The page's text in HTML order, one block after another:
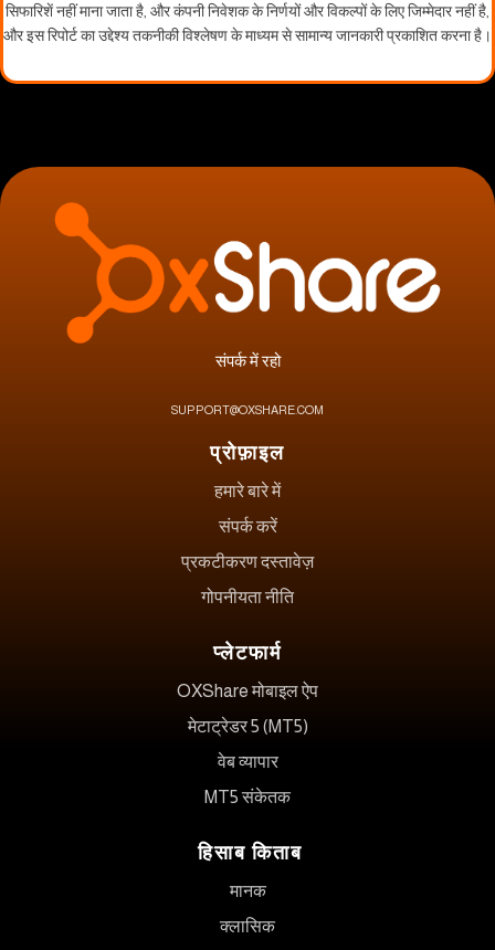
सिफारिशें नहीं माना जाता है, और कंपनी निवेशक के निर्णयों और विकल्पों के लिए जिम्मेदार नहीं है,
और इस रिपोर्ट का उद्देश्य तकनीकी विश्लेषण के माध्यम से सामान्य जानकारी प्रकाशित करना है।
संपर्क में रहो
SUPPORT@OXSHARE.COM
प्रोफ़ाइल
हमारे बारे में
संपर्क करें
प्रकटीकरण दस्तावेज़
गोपनीयता नीति
प्लेटफार्म
OXShare मोबाइल ऐप
मेटाट्रेडर 5 (MT5)
वेब व्यापार
MT5 संकेतक
हिसाब किताब
मानक
क्लासिक